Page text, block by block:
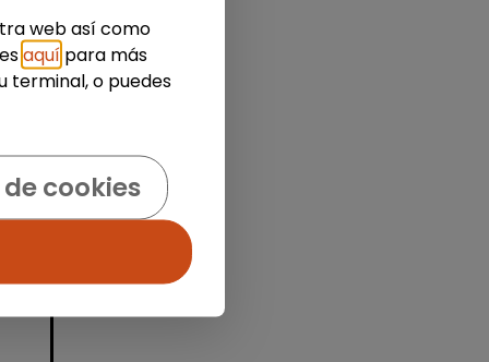
web así como
aquí para más
terminal, o puedes
cookies